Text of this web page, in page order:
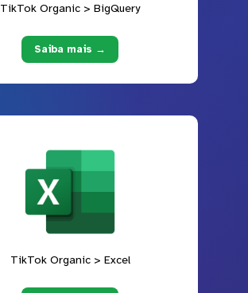
TikTok Organic > BigQuery
Saiba mais →
TikTok Organic > Excel